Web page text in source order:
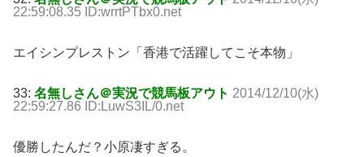
22:59:08.35 ID:wrrtPTbx0.net
エイシンプレストン「香港で活躍してこそ本物」
33: 名無しさん＠実況で競馬板アウト 2014/12/10(水)
22:59:27.86 ID:LuwS3IL/0.net
優勝したんだ？小原凄すぎる。